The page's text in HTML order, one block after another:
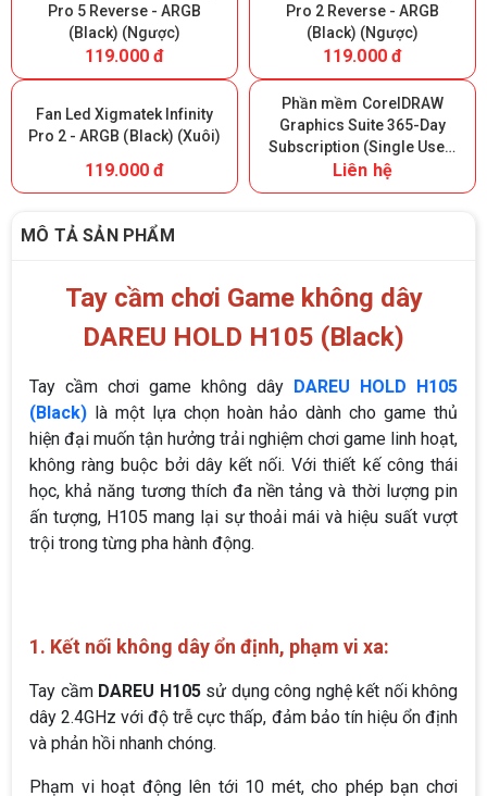
Pro 5 Reverse - ARGB
(Black) (Ngược)
119.000 đ
Pro 2 Reverse - ARGB
(Black) (Ngược)
119.000 đ
Fan Led Xigmatek Infinity
Pro 2 - ARGB (Black) (Xuôi)
119.000 đ
Phần mềm CorelDRAW
Graphics Suite 365-Day
Subscription (Single User)
- 365 ngày
Liên hệ
MÔ TẢ SẢN PHẨM
Tay cầm chơi Game không dây
DAREU HOLD H105 (Black)
Tay cầm chơi game không dây DAREU HOLD H105
(Black) là một lựa chọn hoàn hảo dành cho game thủ
hiện đại muốn tận hưởng trải nghiệm chơi game linh hoạt,
không ràng buộc bởi dây kết nối. Với thiết kế công thái
học, khả năng tương thích đa nền tảng và thời lượng pin
ấn tượng, H105 mang lại sự thoải mái và hiệu suất vượt
trội trong từng pha hành động.
1. Kết nối không dây ổn định, phạm vi xa:
Tay cầm DAREU H105sử dụng công nghệ kết nối không
dây 2.4GHz với độ trễ cực thấp, đảm bảo tín hiệu ổn định
và phản hồi nhanh chóng.
Phạm vi hoạt động lên tới 10 mét, cho phép bạn chơi